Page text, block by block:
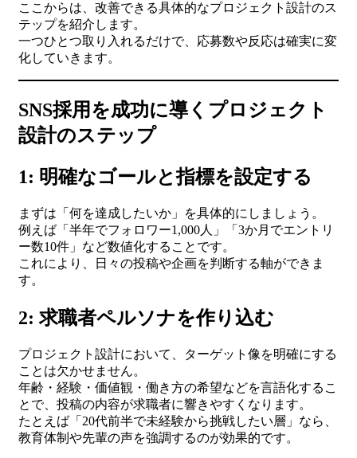
ここからは、改善できる具体的なプロジェクト設計のス
テップを紹介します。
一つひとつ取り入れるだけで、応募数や反応は確実に変
化していきます。
SNS採用を成功に導くプロジェクト
設計のステップ
1: 明確なゴールと指標を設定する
まずは「何を達成したいか」を具体的にしましょう。
例えば「半年でフォロワー1,000人」「3か月でエントリ
ー数10件」など数値化することです。
これにより、日々の投稿や企画を判断する軸ができま
す。
2: 求職者ペルソナを作り込む
プロジェクト設計において、ターゲット像を明確にする
ことは欠かせません。
年齢・経験・価値観・働き方の希望などを言語化するこ
とで、投稿の内容が求職者に響きやすくなります。
たとえば「20代前半で未経験から挑戦したい層」なら、
教育体制や先輩の声を強調するのが効果的です。